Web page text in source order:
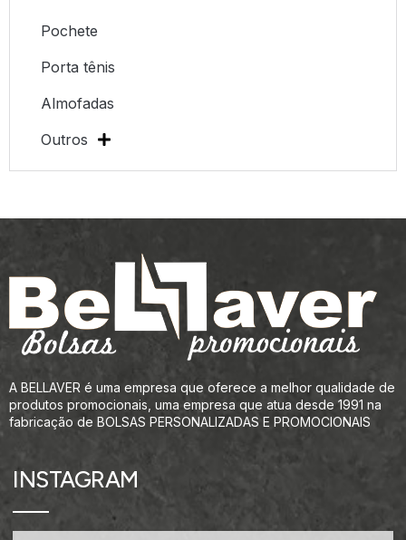
Pochete
Porta tênis
Almofadas
Outros
A BELLAVER é uma empresa que oferece a melhor qualidade de
produtos promocionais, uma empresa que atua desde 1991 na
fabricação de BOLSAS PERSONALIZADAS E PROMOCIONAIS
INSTAGRAM